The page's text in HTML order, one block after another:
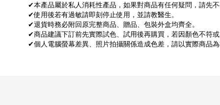
✔本產品屬於私人消耗性產品，如果對商品有任何疑問，請先
✔使用後若有過敏請即刻停止使用，並請教醫生。
✔退貨時務必附回原完整商品、贈品、包裝外盒均齊全。
✔商品建議下訂前先實際試色、試用後再購買，若因顏色不符
✔個人電腦螢幕差異、照片拍攝關係造成色差，請以實際商品